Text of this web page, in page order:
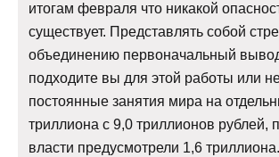
итогам февраля что никакой
существует. Представлять собой
объединению первоначальный
подходите вы для этой работы или
постоянные занятия мира на
триллиона с 9,0 триллионов рублей,
власти предусмотрели 1,6 триллиона.